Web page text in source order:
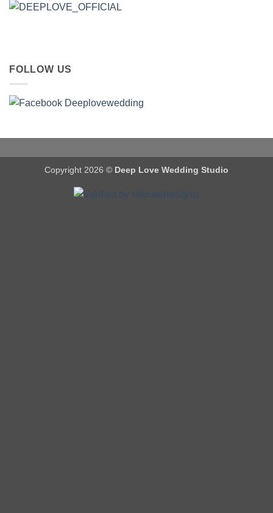
FOLLOW US
Copyright 2026 © Deep Love Wedding Studio